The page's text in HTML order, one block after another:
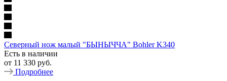
Северный нож малый "БЫHЫЧЧА" Bohler K340
Есть в наличии
от 11 330 руб.
Подробнее